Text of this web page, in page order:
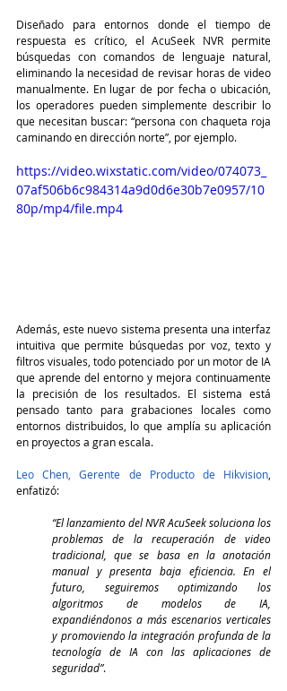
Diseñado para entornos donde el tiempo de
respuesta es crítico, el AcuSeek NVR permite
búsquedas con comandos de lenguaje natural,
eliminando la necesidad de revisar horas de video
manualmente. En lugar de por fecha o ubicación,
los operadores pueden simplemente describir lo
que necesitan buscar: “persona con chaqueta roja
caminando en dirección norte”, por ejemplo.
https://video.wixstatic.com/video/074073_
07af506b6c984314a9d0d6e30b7e0957/10
80p/mp4/file.mp4
Además, este nuevo sistema presenta una interfaz
intuitiva que permite búsquedas por voz, texto y
filtros visuales, todo potenciado por un motor de IA
que aprende del entorno y mejora continuamente
la precisión de los resultados. El sistema está
pensado tanto para grabaciones locales como
entornos distribuidos, lo que amplía su aplicación
en proyectos a gran escala.
Leo Chen, Gerente de Producto de Hikvision
enfatizó:
“El lanzamiento del NVR AcuSeek soluciona los
problemas de la recuperación de video
tradicional, que se basa en la anotación
manual y presenta baja eficiencia. En el
futuro, seguiremos optimizando los
algoritmos de modelos de IA,
expandiéndonos a más escenarios verticales
y promoviendo la integración profunda de la
tecnología de IA con las aplicaciones de
seguridad”.